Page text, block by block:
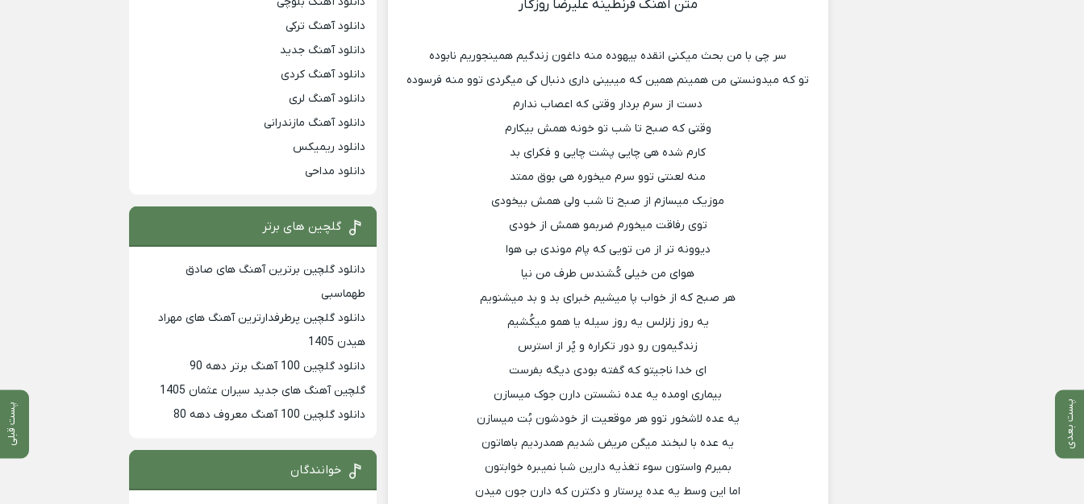
پست بعدی پست قبلی
متن آهنگ قرنطینه علیرضا روزگار
سر چی با من بحث میکنی انقده بیهوده منه داغون زندگیم همینجوریم نابوده
تو که میدونستی من همینم همین که میبینی داری دنبال کی میگردی توو منه فرسوده
دست از سرم بردار وقتی که اعصاب ندارم
وقتی که صبح تا شب تو خونه همش بیکارم
کارم شده هی چایی پشت چایی و فکرای بد
منه لعنتی توو سرم میخوره هی بوق ممتد
موزیک میسازم از صبح تا شب ولی همش بیخودی
توی رفاقت میخورم ضربمو همش از خودی
دیوونه تر از من تویی که پام موندی بی هوا
هوای من خیلی کُشندس طرف من نیا
هر صبح که از خواب پا میشیم خبرای بد و بد میشنویم
یه روز زلزلس یه روز سیله یا همو میکُشیم
زندگیمون رو دور تکراره و پُر از استرس
ای خدا ناجیتو که گفته بودی دیگه بفرست
بیماری اومده یه عده نشستن دارن جوک میسازن
یه عده لاشخور توو هر موقعیت از خودشون بُت میسازن
یه عده با لبخند میگن مریض شدیم همدردیم باهاتون
بمیرم واستون سوء تغذیه دارین شبا نمیبره خوابتون
اما این وسط یه عده پرستار و دکترن که دارن جون میدن
دانلود آهنگ ترکی
دانلود آهنگ جدید
دانلود آهنگ کردی
دانلود آهنگ لری
دانلود آهنگ مازندرانی
دانلود ریمیکس
دانلود مداحی
گلچین های برتر
دانلود گلچین برترین آهنگ های صادق
طهماسبی
دانلود گلچین پرطرفدارترین آهنگ های مهراد
هیدن 1405
دانلود گلچین 100 آهنگ برتر دهه 90
گلچین آهنگ های جدید سیران عثمان 1405
دانلود گلچین 100 آهنگ معروف دهه 80
خوانندگان